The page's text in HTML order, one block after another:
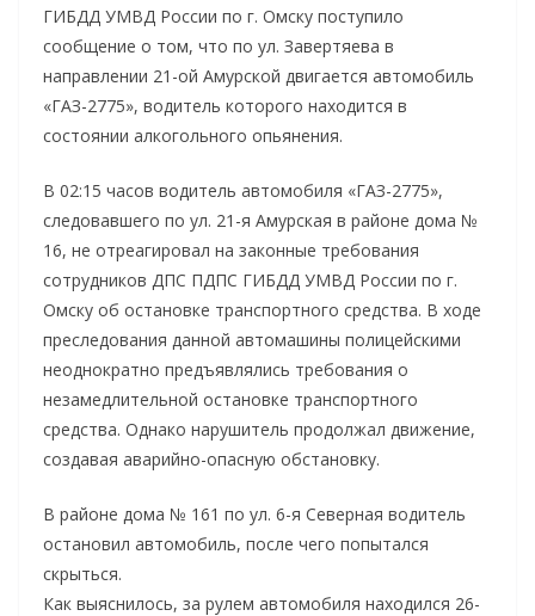
ГИБДД УМВД России по г. Омску поступило
сообщение о том, что по ул. Завертяева в
направлении 21-ой Амурской двигается автомобиль
«ГАЗ-2775», водитель которого находится в
состоянии алкогольного опьянения.
В 02:15 часов водитель автомобиля «ГАЗ-2775»,
следовавшего по ул. 21-я Амурская в районе дома №
16, не отреагировал на законные требования
сотрудников ДПС ПДПС ГИБДД УМВД России по г.
Омску об остановке транспортного средства. В ходе
преследования данной автомашины полицейскими
неоднократно предъявлялись требования о
незамедлительной остановке транспортного
средства. Однако нарушитель продолжал движение,
создавая аварийно-опасную обстановку.
В районе дома № 161 по ул. 6-я Северная водитель
остановил автомобиль, после чего попытался
скрыться.
Как выяснилось, за рулем автомобиля находился 26-